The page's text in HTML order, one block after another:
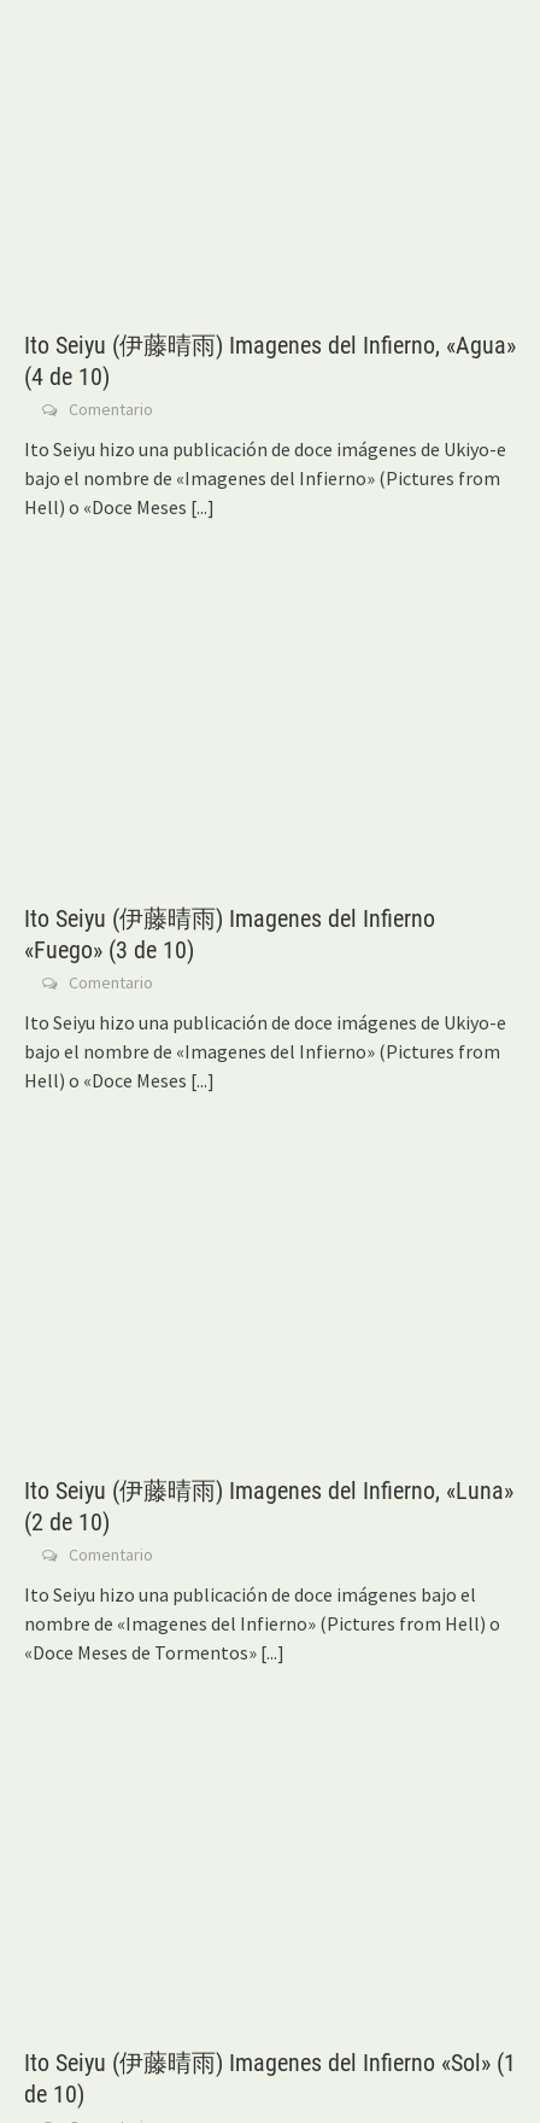
Ito Seiyu (伊藤晴雨) Imagenes del Infierno, «Agua»
(4 de 10)
Comentario
Ito Seiyu hizo una publicación de doce imágenes de Ukiyo-e
bajo el nombre de «Imagenes del Infierno» (Pictures from
Hell) o «Doce Meses [...]
Ito Seiyu (伊藤晴雨) Imagenes del Infierno
«Fuego» (3 de 10)
Comentario
Ito Seiyu hizo una publicación de doce imágenes de Ukiyo-e
bajo el nombre de «Imagenes del Infierno» (Pictures from
Hell) o «Doce Meses [...]
Ito Seiyu (伊藤晴雨) Imagenes del Infierno, «Luna»
(2 de 10)
Comentario
Ito Seiyu hizo una publicación de doce imágenes bajo el
nombre de «Imagenes del Infierno» (Pictures from Hell) o
«Doce Meses de Tormentos» [...]
Ito Seiyu (伊藤晴雨) Imagenes del Infierno «Sol» (1
de 10)